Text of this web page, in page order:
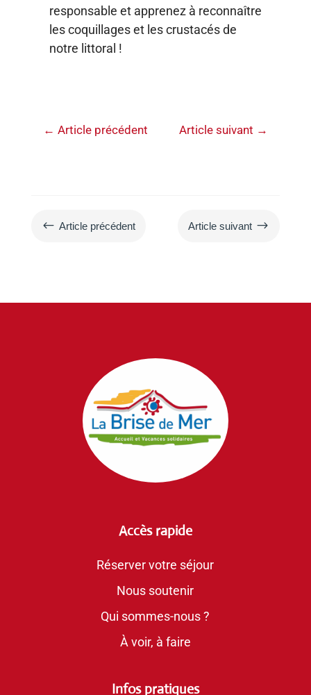
responsable et apprenez à reconnaître
les coquillages et les crustacés de
notre littoral !
←Article précédent Article suivant →
# Article précédent Article suivant $
Accès rapide
Réserver votre séjour
Nous soutenir
Qui sommes-nous ?
À voir, à faire
Infos pratiques